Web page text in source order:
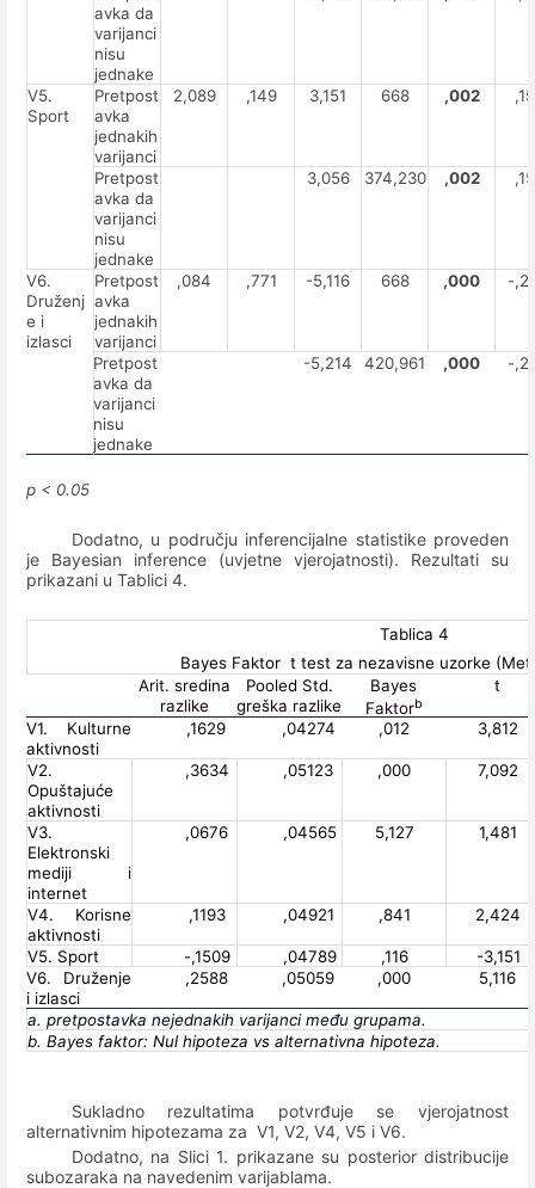
avka da
varijanci
nisu
jednake
V5.
Sport
Pretpost
avka
jednakih
varijanci
2,089 ,149 3,151 668 ,002
Pretpost
avka da
varijanci
nisu
jednake
3,056 374,230 ,002
V6.
Druženj
e i
izlasci
Pretpost
avka
jednakih
varijanci
,084 ,771 -5,116 668 ,000 -
Pretpost
avka da
varijanci
nisu
jednake
-5,214 420,961 ,000 -
p < 0.05
Dodatno, u području inferencijalne statistike proveden
je Bayesian inference (uvjetne vjerojatnosti). Rezultati su
prikazani u Tablici 4.
Tablica 4
Bayes Faktor t test za nezavisne uzorke
Arit. sredina
razlike
Pooled Std.
greška razlike
Bayes
Faktorb
t
V1. Kulturne
aktivnosti
,1629 ,04274 ,012 3,812
V2.
Opuštajuće
aktivnosti
,3634 ,05123 ,000 7,092
V3.
Elektronski
mediji i
internet
,0676 ,04565 5,127 1,481
V4. Korisne
aktivnosti
,1193 ,04921 ,841 2,424
V5. Sport -,1509 ,04789 ,116
-3,151
V6. Druženje
i izlasci
,2588 ,05059 ,000 5,116
a. pretpostavka nejednakih varijanci među grupama.
b. Bayes faktor: Nul hipoteza vs alternativna hipoteza.
Sukladno rezultatima potvrđuje se vjerojatnost
alternativnim hipotezama za V1, V2, V4, V5 i V6.
Dodatno, na Slici 1. prikazane su posterior distribucije
subozaraka na navedenim varijablama.